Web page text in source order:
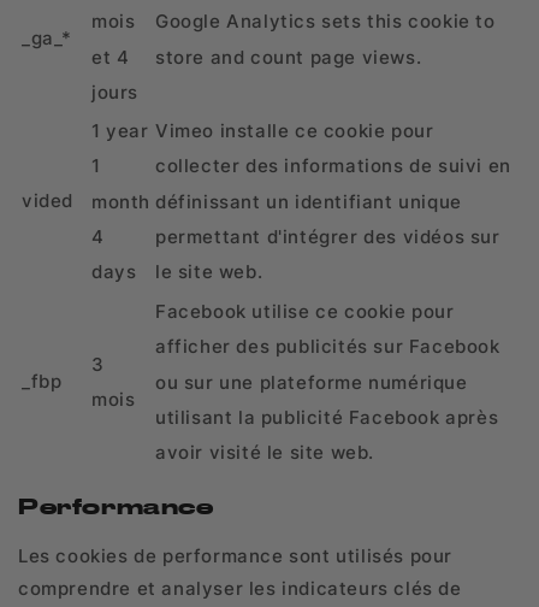
_ga_*
mois
et 4
jours
Google Analytics sets this cookie to
store and count page views.
vided
1 year
1
month
4
days
Vimeo installe ce cookie pour
collecter des informations de suivi en
définissant un identifiant unique
permettant d'intégrer des vidéos sur
le site web.
_fbp
3
mois
Facebook utilise ce cookie pour
afficher des publicités sur Facebook
ou sur une plateforme numérique
utilisant la publicité Facebook après
avoir visité le site web.
Performance
Les cookies de performance sont utilisés pour
comprendre et analyser les indicateurs clés de